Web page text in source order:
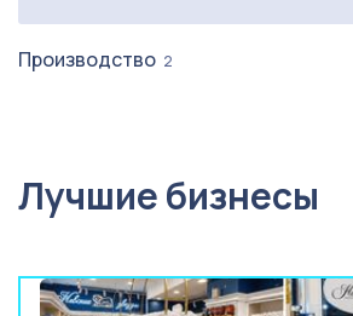
Производство 2
Лучшие бизнесы